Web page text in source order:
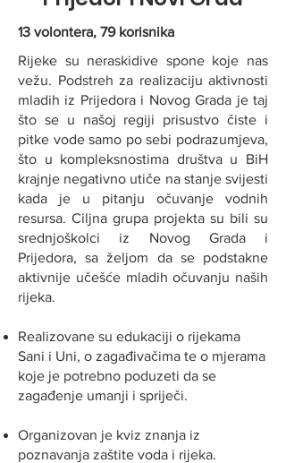
13 volontera, 79 korisnika
Rijeke su neraskidive spone koje nas
vežu. Podstreh za realizaciju aktivnosti
mladih iz Prijedora i Novog Grada je taj
što se u našoj regiji prisustvo čiste i
pitke vode samo po sebi podrazumjeva,
što u kompleksnostima društva u BiH
krajnje negativno utiče na stanje svijesti
kada je u pitanju očuvanje vodnih
resursa. Ciljna grupa projekta su bili su
srednjoškolci iz Novog Grada i
Prijedora, sa željom da se podstakne
aktivnije učešće mladih očuvanju naših
rijeka.
Realizovane su edukaciji o rijekama
Sani i Uni, o zagađivačima te o mjerama
koje je potrebno poduzeti da se
zagađenje umanji i spriječi. ​
Organizovan je kviz znanja iz
poznavanja zaštite voda i rijeka.